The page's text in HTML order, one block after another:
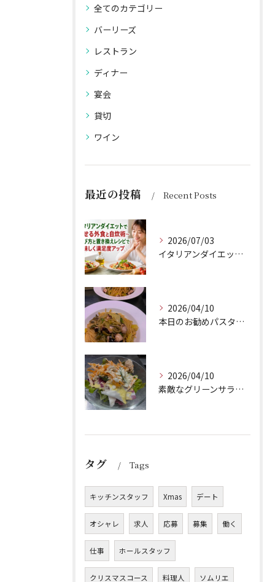
全てのカテゴリー
バーリーズ
レストラン
ディナー
宴会
貸切
ワイン
最近の投稿 Recent Posts
2026/07/03
イタリアンダイエットで痩せる外食と自炊術〜選び方と置き換えレシピで美味しく満足度アップ
2026/04/10
本日のお勧めパスタは、シェフのきまぐれが光る特製ペペロンチー...
2026/04/10
素敵なグリーンサラダのご紹介です！Barry'sのランチセッ...
タグ Tags
キッチンスタッフ Xmas デート
オシャレ 求人 応募 募集 働く
仕事 ホールスタッフ
クリスマスコース 料理人 ソムリエ